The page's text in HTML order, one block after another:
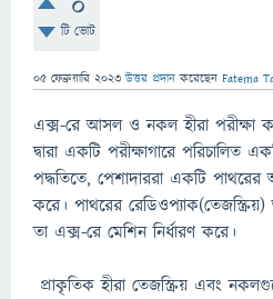
টি ভোট
05 ফেব্রুয়ারি 2023 উত্তর প্রদান করেছেন Fatema
এক্স-রে আসল ও নকল হীরা পরীক্ষা
দ্বারা একটি পরীক্ষাগারে
পদ্ধতিতে, পেশাদাররা একটি পাথরের
করে। পাথরের
তা এক্স-রে মেশিন নির্ধারণ করে।
প্রাকৃতিক হীরা তেজস্ক্রিয় এবং